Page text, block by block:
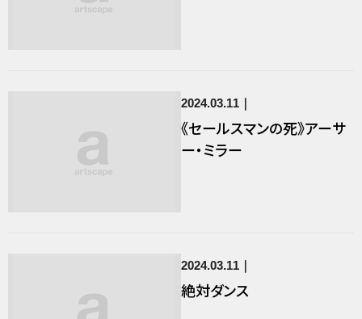
2024.03.11
《セールスマンの死》アーサ
ー・ミラー
2024.03.11
絶対ダンス